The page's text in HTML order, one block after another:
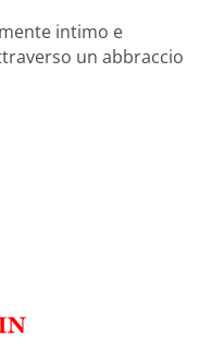
intimo e
un abbraccio